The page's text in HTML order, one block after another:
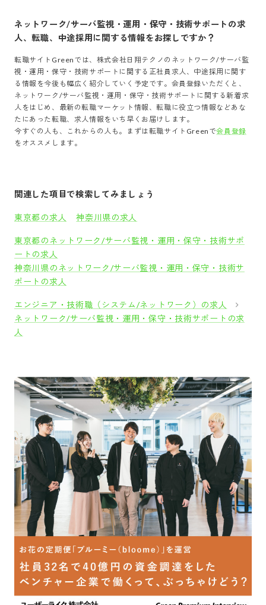
ネットワーク/サーバ監視・運用・保守・技術サポート の求
人、転職、中途採用に関する情報をお探しですか？
転職サイトGreenでは、 株式会社日翔テクノ の ネットワーク/サーバ監
視・運用・保守・技術サポート に関する正社員求人、中途採用に関す
る情報を今後も幅広く紹介していく予定です。会員登録いただくと、
ネットワーク/サーバ監視・運用・保守・技術サポート に関する新着求
人をはじめ、最新の転職マーケット情報、転職に役立つ情報などあな
たにあった転職、求人情報をいち早くお届けします。
今すぐの人も、これからの人も。まずは転職サイトGreenで会員登録
をオススメします。
関連した項目で検索してみましょう
東京都の求人 神奈川県の求人
東京都のネットワーク/サーバ監視・運用・保守・技術サポ
ートの求人
神奈川県のネットワーク/サーバ監視・運用・保守・技術サ
ポートの求人
エンジニア・技術職（システム/ネットワーク）の求人
ネットワーク/サーバ監視・運用・保守・技術サポートの求
人